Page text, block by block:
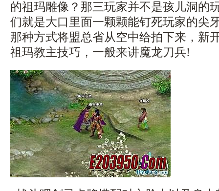
的祖玛雕像？那三玩家并不是孩儿洞的
们就是大口里面一颗颗能钉死玩家的尖
那种方式将盟总省从空中给拍下来，新
祖玛教主技巧，一般来讲魔龙刀兵!